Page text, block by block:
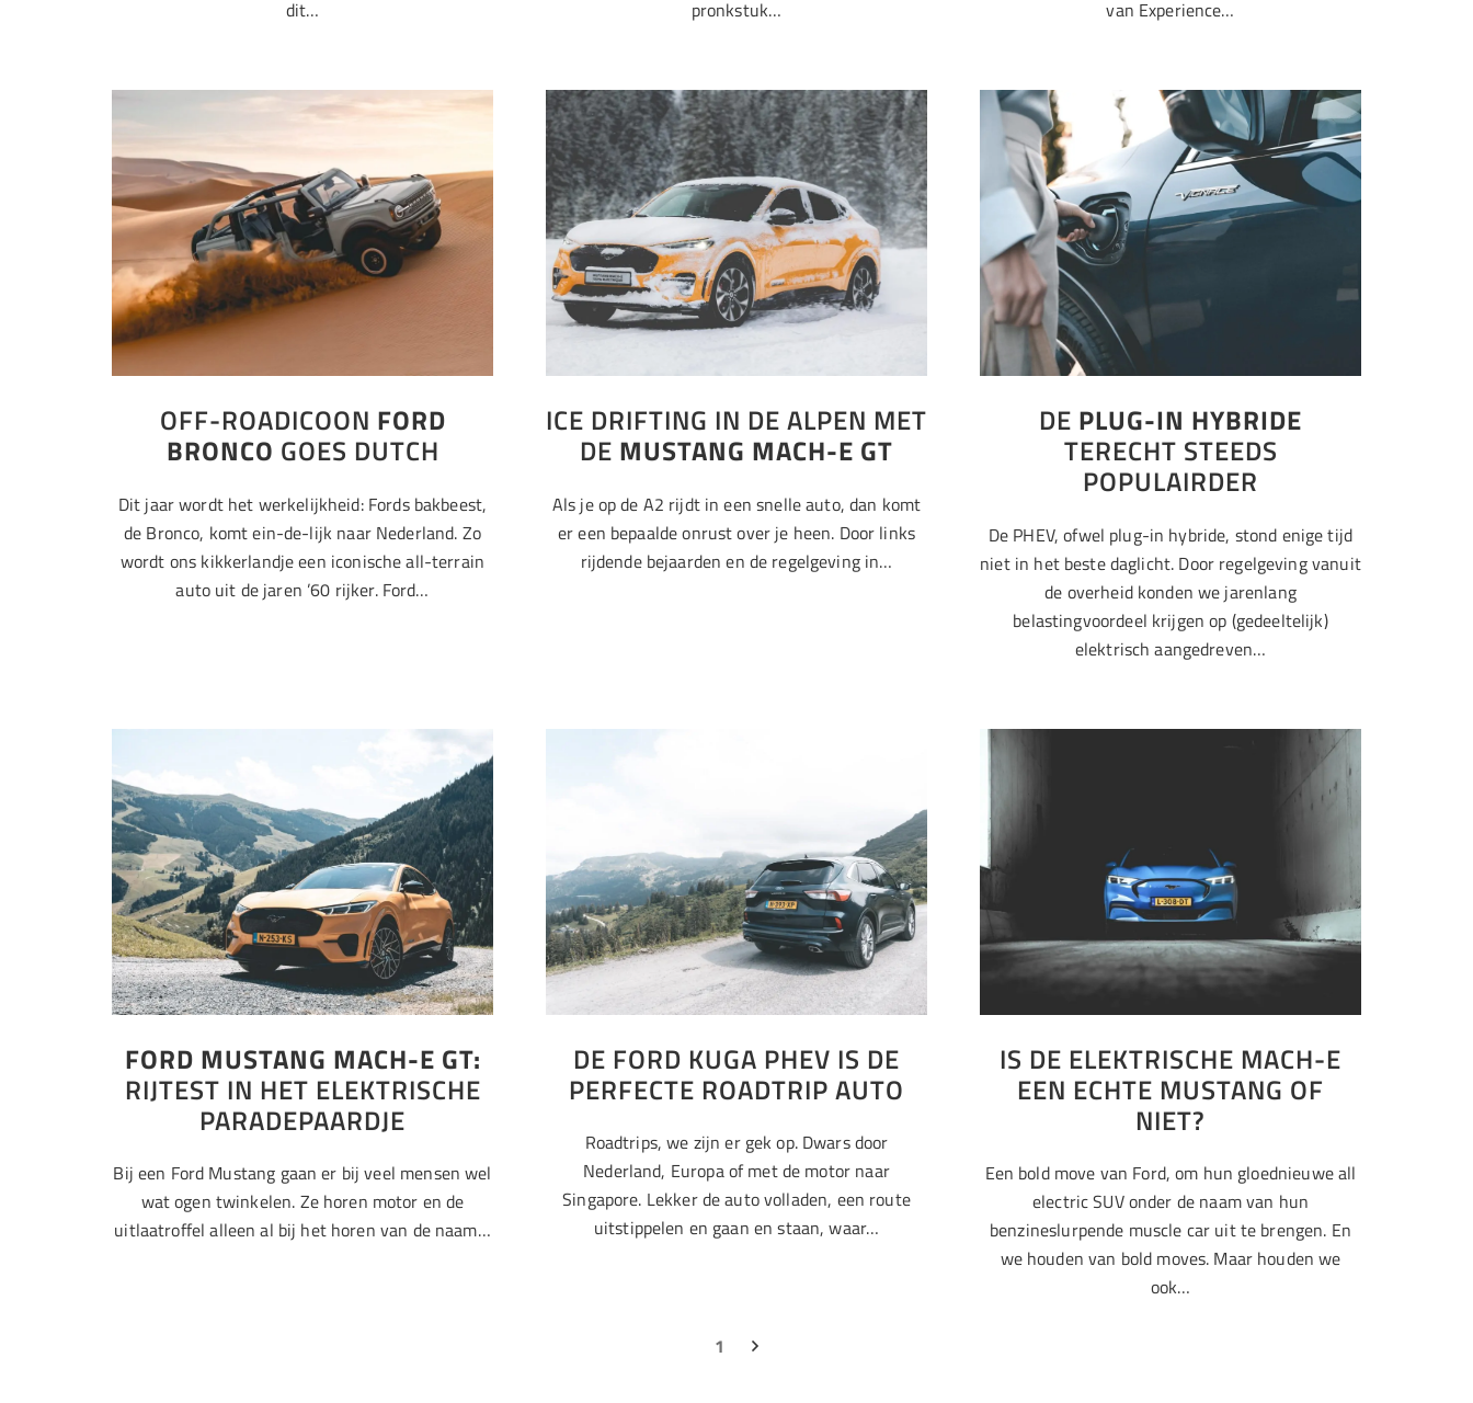
dit…
pronkstuk…
van Experience…
OFF-ROADICOON FORD
BRONCO GOES DUTCH
Dit jaar wordt het werkelijkheid: Fords bakbeest,
de Bronco, komt ein-de-lijk naar Nederland. Zo
wordt ons kikkerlandje een iconische all-terrain
auto uit de jaren ’60 rijker. Ford…
ICE DRIFTING IN DE ALPEN MET
DE MUSTANG MACH-E GT
Als je op de A2 rijdt in een snelle auto, dan komt
er een bepaalde onrust over je heen. Door links
rijdende bejaarden en de regelgeving in…
DE PLUG-IN HYBRIDE
TERECHT STEEDS
POPULAIRDER
De PHEV, ofwel plug-in hybride, stond enige tijd
niet in het beste daglicht. Door regelgeving vanuit
de overheid konden we jarenlang
belastingvoordeel krijgen op (gedeeltelijk)
elektrisch aangedreven…
FORD MUSTANG MACH-E GT:
RIJTEST IN HET ELEKTRISCHE
PARADEPAARDJE
Bij een Ford Mustang gaan er bij veel mensen wel
wat ogen twinkelen. Ze horen motor en de
uitlaatroffel alleen al bij het horen van de naam…
DE FORD KUGA PHEV IS DE
PERFECTE ROADTRIP AUTO
Roadtrips, we zijn er gek op. Dwars door
Nederland, Europa of met de motor naar
Singapore. Lekker de auto volladen, een route
uitstippelen en gaan en staan, waar…
IS DE ELEKTRISCHE MACH-E
EEN ECHTE MUSTANG OF
NIET?
Een bold move van Ford, om hun gloednieuwe all
electric SUV onder de naam van hun
benzineslurpende muscle car uit te brengen. En
we houden van bold moves. Maar houden we
ook…
1